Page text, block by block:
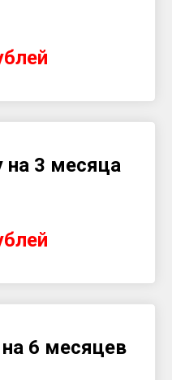
на 3 месяца
6 месяцев